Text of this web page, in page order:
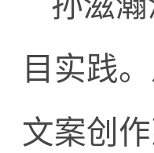
目实践
文案创